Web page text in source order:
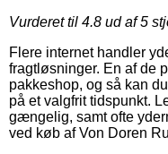
Vurderet til 4.8 ud af 5
Flere internet handler
fragtløsninger. En af de
pakkeshop, og så kan
på et valgfrit tidspunkt.
gængelig, samt ofte
ved køb af Von Doren